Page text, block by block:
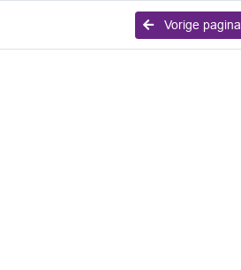
Vorige pagina